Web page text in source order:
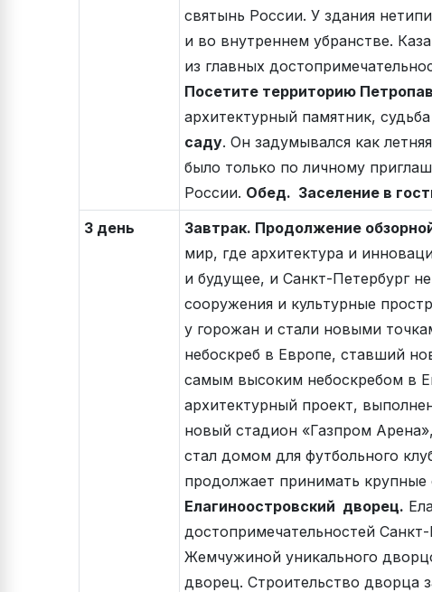
святынь России. У здания
и во внутреннем убранстве.
из главных
Посетите территорию
архитектурный памятник,
саду. Он задумывался как
было только по личному
России. Обед. Заселение в
3 день
Завтрак. Продолжение
мир, где архитектура и
и будущее, и Санкт-Петербург
сооружения и культурные
у горожан и стали новыми
небоскреб в Европе, ставший
самым высоким небоскребом в
архитектурный проект,
новый стадион «Газпром
стал домом для футбольного
продолжает принимать
Елагиноостровский дворец.
достопримечательностей
Жемчужиной уникального
дворец. Строительство дворца